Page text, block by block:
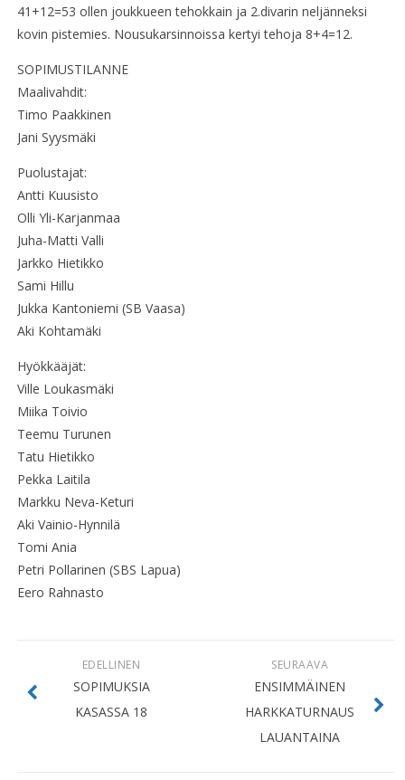
41+12=53 ollen joukkueen tehokkain ja 2.divarin neljänneksi
kovin pistemies. Nousukarsinnoissa kertyi tehoja 8+4=12.
SOPIMUSTILANNE
Maalivahdit:
Timo Paakkinen
Jani Syysmäki
Puolustajat:
Antti Kuusisto
Olli Yli-Karjanmaa
Juha-Matti Valli
Jarkko Hietikko
Sami Hillu
Jukka Kantoniemi (SB Vaasa)
Aki Kohtamäki
Hyökkääjät:
Ville Loukasmäki
Miika Toivio
Teemu Turunen
Tatu Hietikko
Pekka Laitila
Markku Neva-Keturi
Aki Vainio-Hynnilä
Tomi Ania
Petri Pollarinen (SBS Lapua)
Eero Rahnasto
SEURAAVA
ENSIMMÄINEN
HARKKATURNAUS
LAUANTAINA
EDELLINEN
SOPIMUKSIA
KASASSA 18